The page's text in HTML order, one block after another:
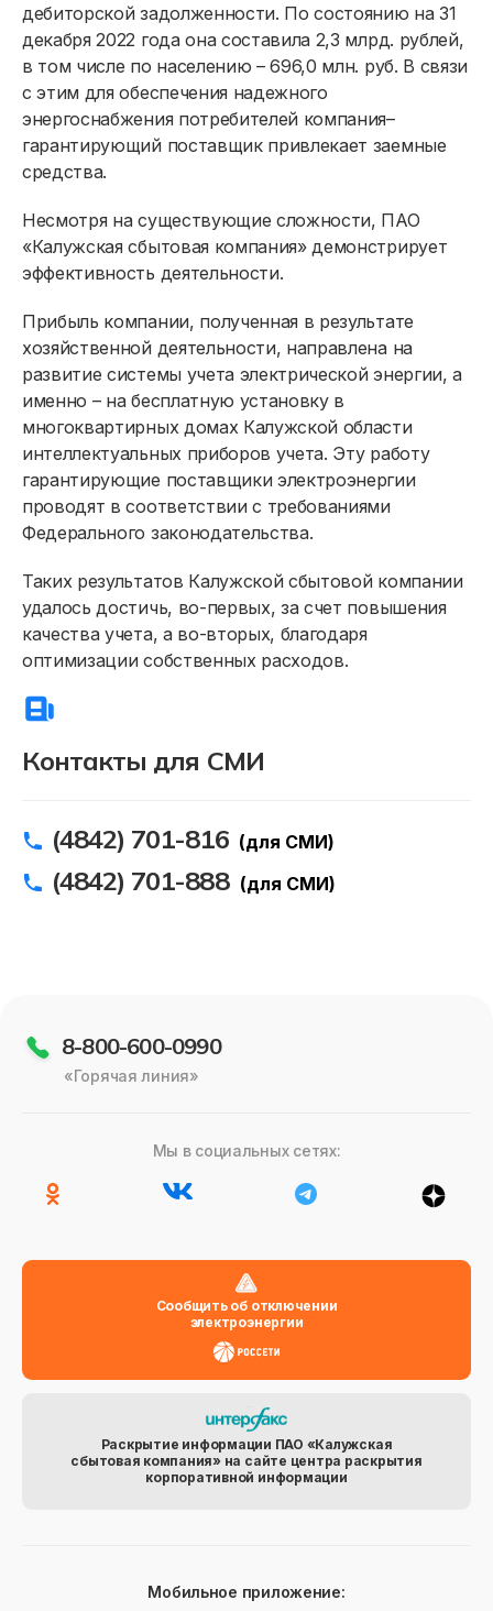
Контакты для СМИ
(4842) 701-816 (для СМИ)
(4842) 701-888 (для СМИ)
дебиторской задолженности. По состоянию на 31
декабря 2022 года она составила 2,3 млрд. рублей,
в том числе по населению – 696,0 млн. руб. В связи
с этим для обеспечения надежного
энергоснабжения потребителей компания–
гарантирующий поставщик привлекает заемные
средства.
Несмотря на существующие сложности, ПАО
«Калужская сбытовая компания» демонстрирует
эффективность деятельности.
Прибыль компании, полученная в результате
хозяйственной деятельности, направлена на
развитие системы учета электрической энергии, а
именно – на бесплатную установку в
многоквартирных домах Калужской области
интеллектуальных приборов учета. Эту работу
гарантирующие поставщики электроэнергии
проводят в соответствии с требованиями
Федерального законодательства.
Таких результатов Калужской сбытовой компании
удалось достичь, во-первых, за счет повышения
качества учета, а во-вторых, благодаря
оптимизации собственных расходов.
8-800-600-0990
«Горячая линия»
Мы в социальных сетях:
Сообщить об отключении
электроэнергии
Раскрытие информации ПАО «Калужская
сбытовая компания» на сайте центра раскрытия
корпоративной информации
Мобильное приложение:
Физическим лицам
Договор энергоснабжения
Расчёты и оплата
Приборы учёта и показания
Должникам
Онлайн-сервисы
Полезное